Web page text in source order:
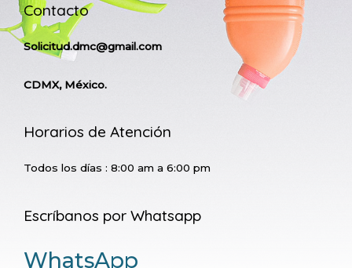
Contacto
Solicitud.dmc@gmail.com
CDMX, México.
Horarios de Atención
Todos los días : 8:00 am a 6:00 pm
Escríbanos por Whatsapp
WhatsApp